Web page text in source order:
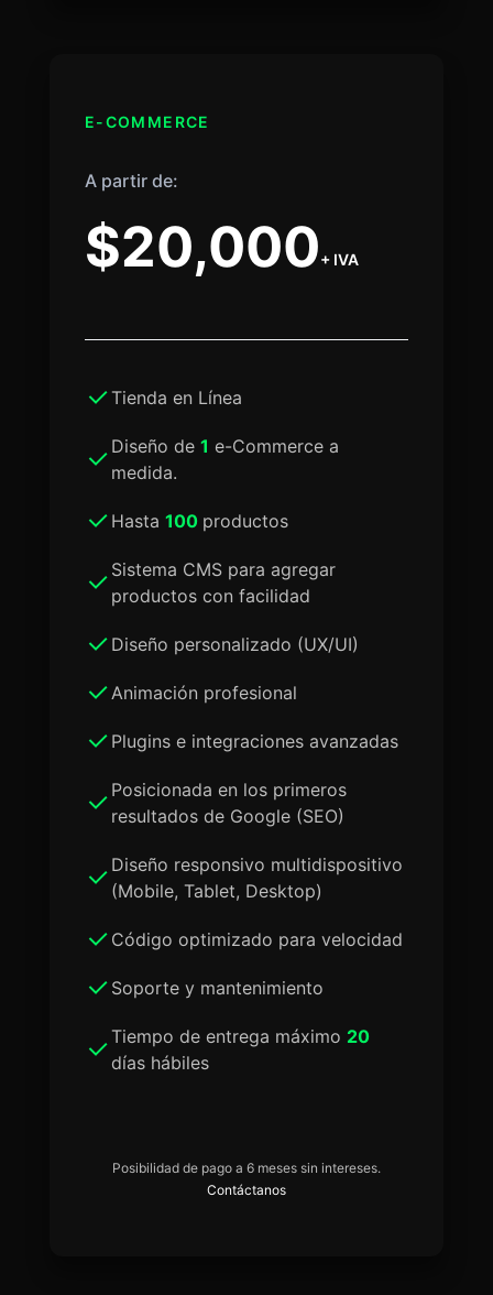
E-COMMERCE
A partir de:
$20,000+ IVA
Tienda en Línea
Diseño de 1 e-Commerce a
medida.
Hasta 100 productos
Sistema CMS para agregar
productos con facilidad
Diseño personalizado (UX/UI)
Animación profesional
Plugins e integraciones avanzadas
Posicionada en los primeros
resultados de Google (SEO)
Diseño responsivo multidispositivo
(Mobile, Tablet, Desktop)
Código optimizado para velocidad
Soporte y mantenimiento
Tiempo de entrega máximo 20
días hábiles
Posibilidad de pago a 6 meses sin intereses.
Contáctanos